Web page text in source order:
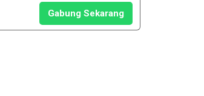
Gabung Sekarang